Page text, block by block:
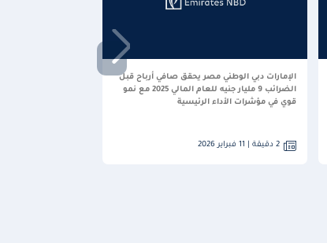
الإمارات دبي الوطني مصر يحقق صافي أرباح قبل
الضرائب 9 مليار جنيه للعام المالي 2025 مع نمو
قوي في مؤشرات الأداء الرئيسية
2 دقيقة | 11 فبراير 2026